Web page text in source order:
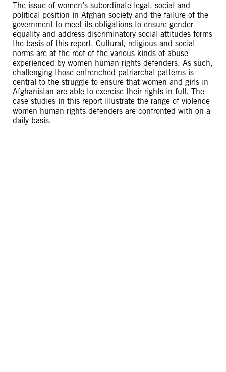
The issue of women’s subordinate legal, social and
political position in Afghan society and the failure of the
government to meet its obligations to ensure gender
equality and address discriminatory social attitudes forms
the basis of this report. Cultural, religious and social
norms are at the root of the various kinds of abuse
experienced by women human rights defenders. As such,
challenging those entrenched patriarchal patterns is
central to the struggle to ensure that women and girls in
Afghanistan are able to exercise their rights in full. The
case studies in this report illustrate the range of violence
women human rights defenders are confronted with on a
daily basis.